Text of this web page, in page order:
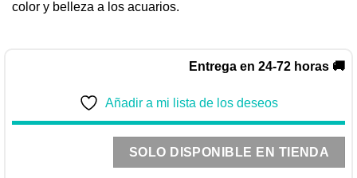
color y belleza a los acuarios.
Entrega en 24-72 horas 🚚
Añadir a mi lista de los deseos
SOLO DISPONIBLE EN TIENDA